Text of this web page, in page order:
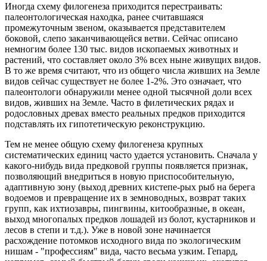
Иногда схему филогенеза приходится перестраивать:
палеонтологическая находка, ранее считавшаяся
промежуточным звеном, оказывается представителем
боковой, слепо заканчивающейся ветви. Сейчас описано
немногим более 130 тыс. видов ископаемых животных и
растений, что составляет около 3% всех ныне живущих видов.
В то же время считают, что из общего числа живших на Земле
видов сейчас существует не более 1-2%. Это означает, что
палеонтологи обнаружили менее одной тысячной доли всех
видов, живших на Земле. Часто в филетических рядах и
родословных древах вместо реальных предков приходится
подставлять их гипотетическую реконструкцию.
Тем не менее общую схему филогенеза крупных
систематических единиц часто удается установить. Сначала у
какого-нибудь вида предковой группы появляется признак,
позволяющий внедриться в новую приспособительную,
адаптивную зону (выход древних кистепе-рых рыб на берега
водоемов и превращение их в земноводных, возврат таких
групп, как ихтиозавры, пингвины, китообразные, в океан,
выход многопалых предков лошадей из болот, кустарников и
лесов в степи и т.д.). Уже в новой зоне начинается
расхождение потомков исходного вида по экологическим
нишам - "профессиям" вида, часто весьма узким. Гепард,